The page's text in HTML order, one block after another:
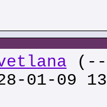
01-09